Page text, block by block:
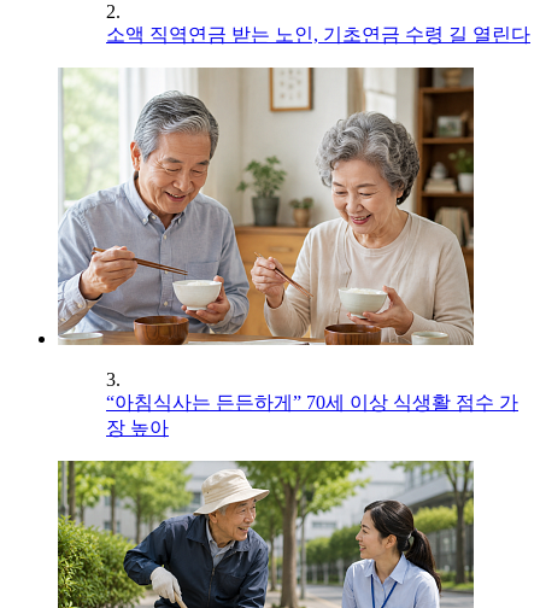
2.
소액 직역연금 받는 노인, 기초연금 수령 길 열린다
3.
“아침식사는 든든하게” 70세 이상 식생활 점수 가
장 높아